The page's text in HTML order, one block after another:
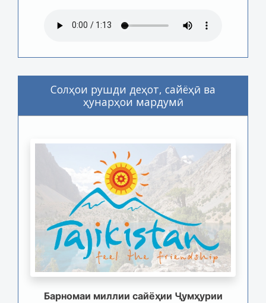
Солҳои рушди деҳот, сайёҳӣ ва
ҳунарҳои мардумӣ
Барномаи миллии сайёҳии Ҷумҳурии